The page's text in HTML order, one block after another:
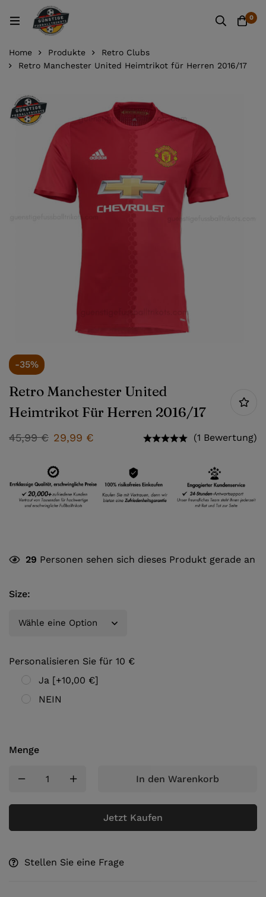
0
Home Produkte
Retro Clubs
Retro Manchester United Heimtrikot für Herren 2016/17
-35%
Retro Manchester United
Heimtrikot Für Herren 2016/17
45,99€ 29,99 € (1 Bewertung)
29 Personen sehen sich dieses Produkt gerade an
Size:
Personalisieren Sie für 10 €
Ja [+10,00 €]
NEIN
Menge
In den Warenkorb
Jetzt Kaufen
Stellen Sie eine Frage